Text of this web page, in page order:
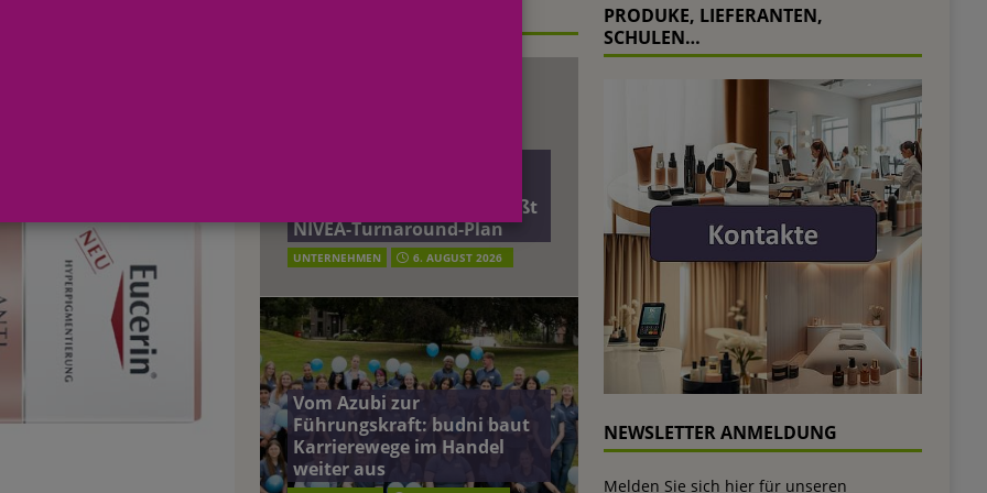
fördert ehrenamtliches Engagement der Mitarbeitenden in
Konzern passt Prognose an und beschließt NIVEA-Turnaround-Plan
1
Prognose an und beschließt
NIVEA-Turnaround-Plan
UNTERNEHMEN 6. AUGUST 2026
Vom Azubi zur
Führungskraft: budni baut
Karrierewege im Handel
weiter aus
PRODUKE, LIEFERANTEN,
SCHULEN…
NEWSLETTER ANMELDUNG
Melden Sie sich hier für unseren